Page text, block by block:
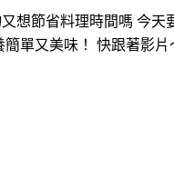
想節省料理時間嗎 今
單又美味！ 快跟著影